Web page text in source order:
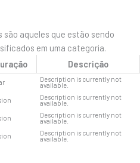
aqueles que estão sendo
em uma categoria.
Descrição
Description is currently not
available.
Description is currently not
available.
Description is currently not
available.
Description is currently not
available.